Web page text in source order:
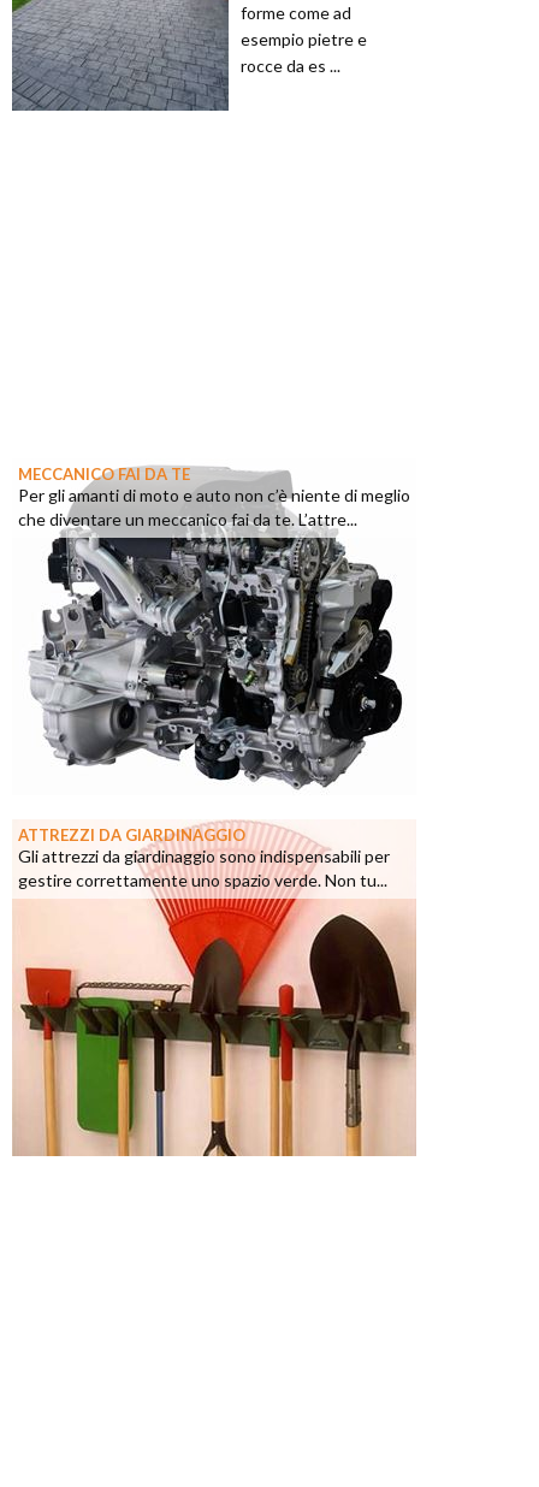
forme come ad
esempio pietre e
rocce da es ...
MECCANICO FAI DA TE
Per gli amanti di moto e auto non c’è niente di meglio
che diventare un meccanico fai da te. L’attre...
ATTREZZI DA GIARDINAGGIO
Gli attrezzi da giardinaggio sono indispensabili per
gestire correttamente uno spazio verde. Non tu...